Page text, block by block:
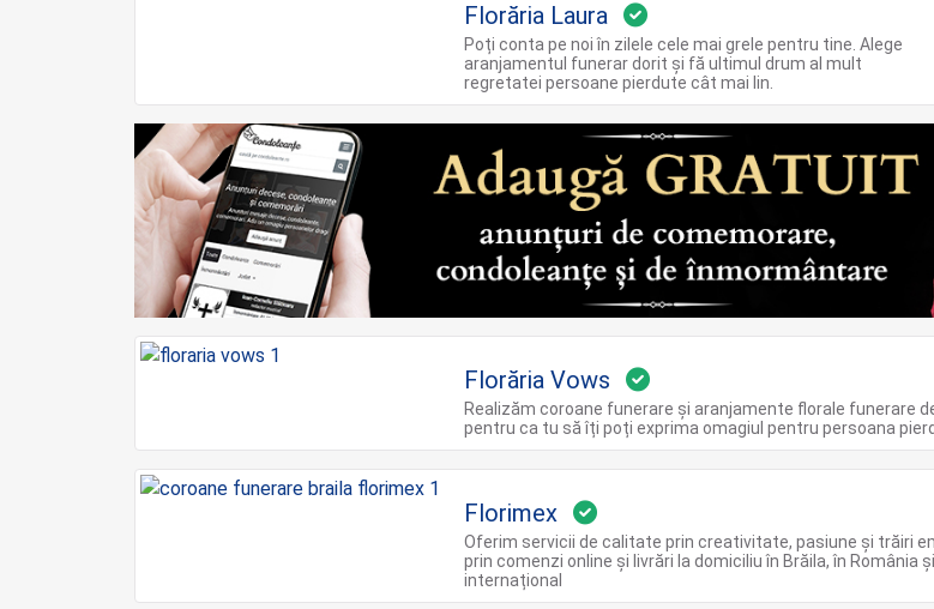
Florăria Laura
Poți conta pe noi în zilele cele mai grele pentru tine. Alege
aranjamentul funerar dorit și fă ultimul drum al mult
regretatei persoane pierdute cât mai lin.
Florăria Vows
Realizăm coroane funerare și aranjamente florale funerare
pentru ca tu să îți poți exprima omagiul pentru persoana
Florimex
Oferim servicii de calitate prin creativitate, pasiune și trăiri
prin comenzi online și livrări la domiciliu în Brăila, în România și
internațional